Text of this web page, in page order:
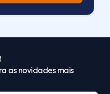
as novidades mais